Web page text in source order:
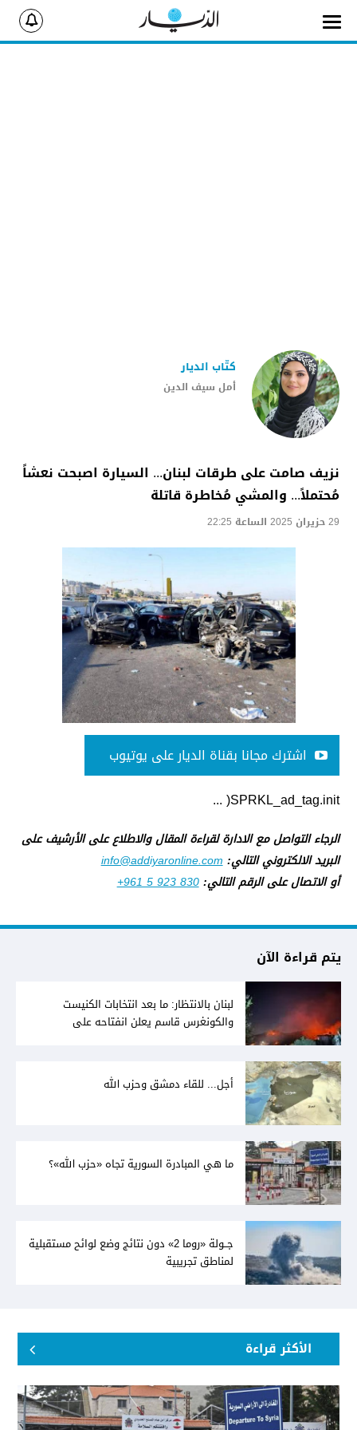
أمل سيف الدين
كتّاب الديار
نزيف صامت على طرقات لبنان... السيارة اصبحت نعشاً
مُحتملاً... والمشي مُخاطرة قاتلة
29 حزيران 2025 الساعة 22:25
اشترك مجانا بقناة الديار على يوتيوب
SPRKL_ad_tag.init( ...
الرجاء التواصل مع الادارة لقراءة المقال والاطلاع على الأرشيف على
البريد الالكتروني التالي:info@addiyaronline.com
أو الاتصال على الرقم التالي:+961 5 923 830
يتم قراءة الآن
لبنان بالانتظار: ما بعد انتخابات الكنيست
والكونغرس قاسم يعلن انفتاحه على
أجل... للقاء دمشق وحزب الله
ما هي المبادرة السورية تجاه «حزب الله»؟
جــولة «روما 2» دون نتائج وضع لوائح مستقبلية
لمناطق تجريبية
الأكثر قراءة